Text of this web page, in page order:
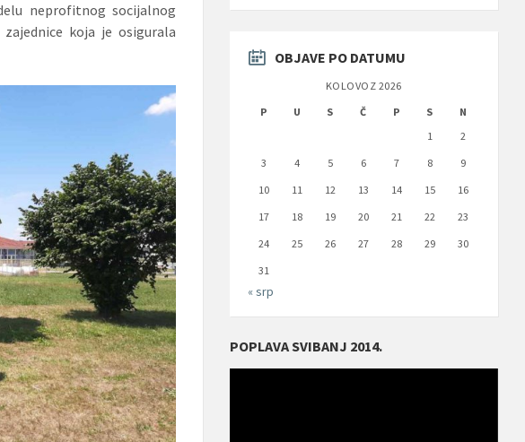
neprofitnog socijalnog
koja je osigurala
OBJAVE PO DATUMU
KOLOVOZ 2026
P
U S Č P S
N
1
2
3
4 5 6 7 8
9
10
11 12 13 14 15
16
17
18 19 20 21 22
23
24
25 26 27 28 29
30
31
« srp
POPLAVA SVIBANJ 2014.